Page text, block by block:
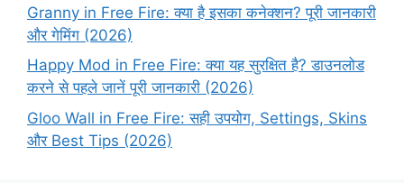
Granny in Free Fire: क्या है इसका कनेक्शन? पूरी जानकारी
और गेमिंग (2026)
Happy Mod in Free Fire: क्या यह सुरक्षित है? डाउनलोड
करने से पहले जानें पूरी जानकारी (2026)
Gloo Wall in Free Fire: सही उपयोग, Settings, Skins
और Best Tips (2026)